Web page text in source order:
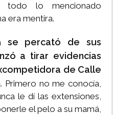
lo mencionado
era mentira.
se percató de sus
a tirar evidencias
de Calle
Primero no me conocía,
le dí las extensiones,
el pelo a su mamá,